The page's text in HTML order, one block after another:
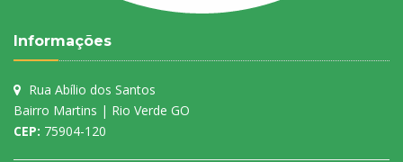
Informações
Rua Abílio dos Santos
Bairro Martins | Rio Verde GO
CEP: 75904-120